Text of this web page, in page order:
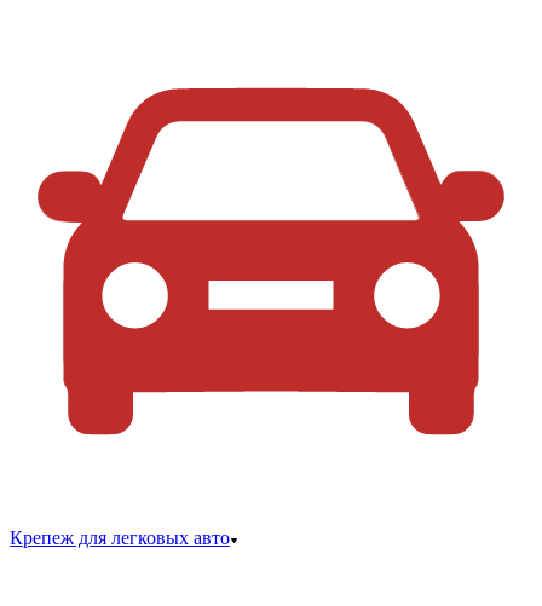
Крепеж для легковых авто